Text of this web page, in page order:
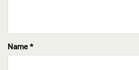
Name *